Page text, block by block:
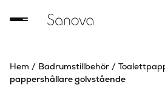
Hem / Badrumstillbehör /
pappershållare golvstående